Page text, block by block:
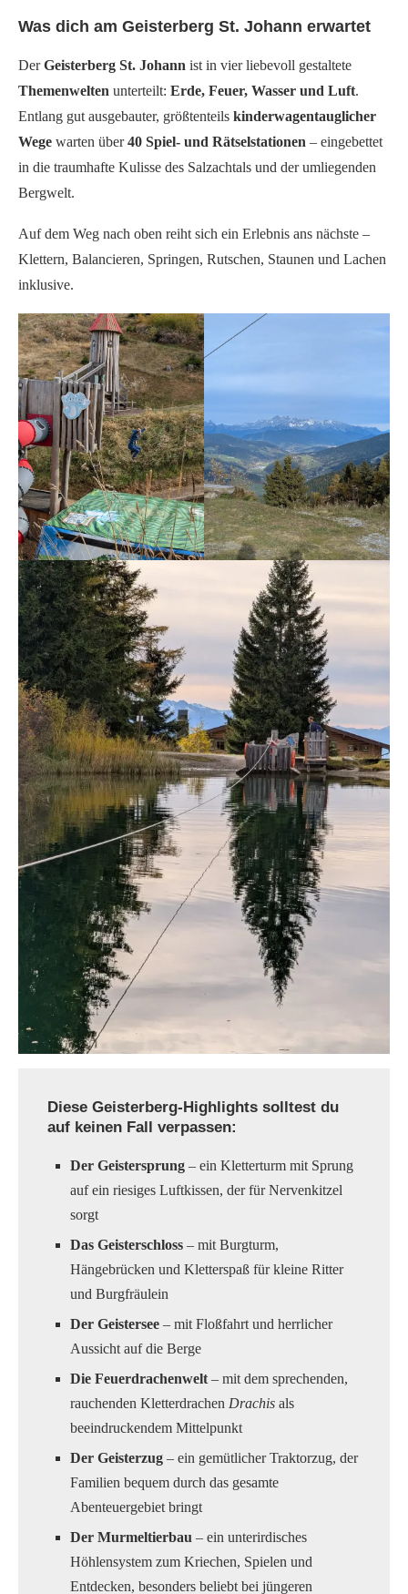
Was dich am Geisterberg St. Johann erwartet
DerGeisterberg St. Johann ist in vier liebevoll gestaltete
Themenwelten unterteilt: Erde, Feuer, Wasser und Luft.
Entlang gut ausgebauter, größtenteils kinderwagentauglicher
Wege warten über40 Spiel- und Rätselstationen – eingebettet
in die traumhafte Kulisse des Salzachtals und der umliegenden
Bergwelt.
Auf dem Weg nach oben reiht sich ein Erlebnis ans nächste –
Klettern, Balancieren, Springen, Rutschen, Staunen und Lachen
inklusive.
Diese Geisterberg-Highlights solltest du
auf keinen Fall verpassen:
Der Geistersprung – ein Kletterturm mit Sprung
auf ein riesiges Luftkissen, der für Nervenkitzel
sorgt
Das Geisterschloss – mit Burgturm,
Hängebrücken und Kletterspaß für kleine Ritter
und Burgfräulein
Der Geistersee – mit Floßfahrt und herrlicher
Aussicht auf die Berge
Die Feuerdrachenwelt – mit dem sprechenden,
rauchenden Kletterdrachen Drachis als
beeindruckendem Mittelpunkt
Der Geisterzug – ein gemütlicher Traktorzug, der
Familien bequem durch das gesamte
Abenteuergebiet bringt
Der Murmeltierbau – ein unterirdisches
Höhlensystem zum Kriechen, Spielen und
Entdecken, besonders beliebt bei jüngeren